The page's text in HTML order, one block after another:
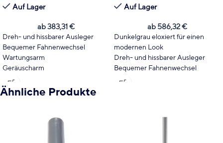
Auf Lager
ab383,31€
Dreh- und hissbarer Ausleger
Bequemer Fahnenwechsel
Wartungsarm
Geräuscharm
Kostengünstig & auffällig
Fahne nicht im Lieferumfang
Auf Lager
ab 586,32€
Dunkelgrau eloxiert für einen
modernen Look
Dreh- und hissbarer Ausleger
Bequemer Fahnenwechsel
Wartungsarm
Ähnliche Produkte